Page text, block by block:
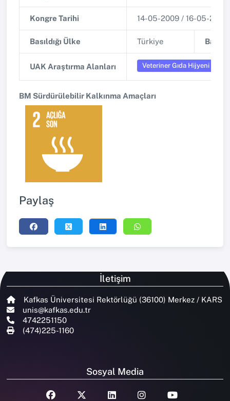
Kongre Tarihi 14-05-2009 / 16-05-2009
Basıldığı Ülke Türkiye
UAK Araştırma Alanları Veteriner Gıda Hijyeni ve
BM Sürdürülebilir Kalkınma Amaçları
Paylaş
İletişim
Kafkas Üniversitesi Rektörlüğü (36100) Merkez / KARS
unis@kafkas.edu.tr
4742251150
(474)225-1160
Sosyal Media